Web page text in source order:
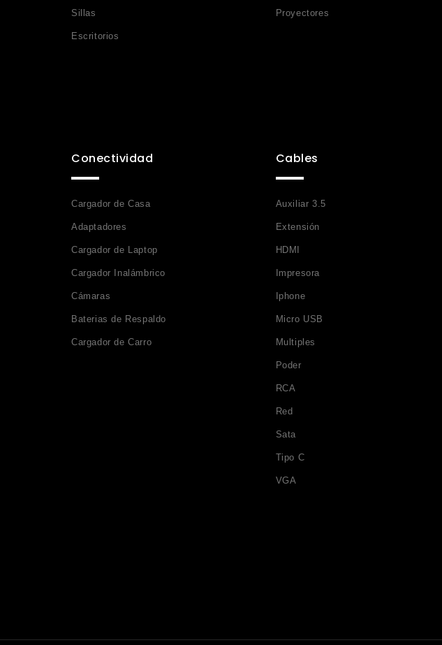
Sillas
Escritorios
Proyectores
Conectividad
Cargador de Casa
Adaptadores
Cargador de Laptop
Cargador Inalámbrico
Cámaras
Baterias de Respaldo
Cargador de Carro
Cables
Auxiliar 3.5
Extensión
HDMI
Impresora
Iphone
Micro USB
Multiples
Poder
RCA
Red
Sata
Tipo C
VGA